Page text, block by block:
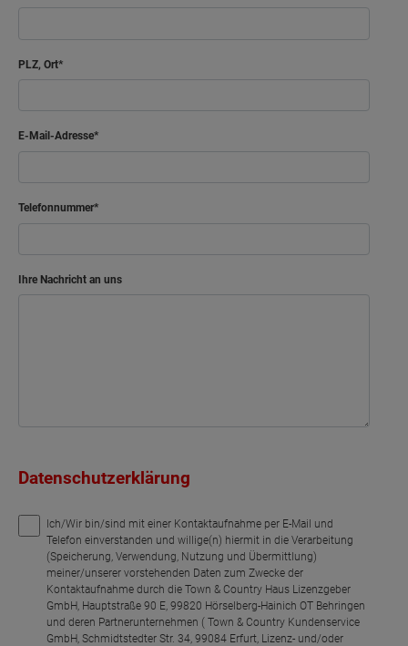
PLZ, Ort
E-Mail-Adresse
Telefonnummer
Ihre Nachricht an uns
Datenschutzerklärung
Ich/Wir bin/sind mit einer Kontaktaufnahme per E-Mail und
Telefon einverstanden und willige(n) hiermit in die Verarbeitung
(Speicherung, Verwendung, Nutzung und Übermittlung)
meiner/unserer vorstehenden Daten zum Zwecke der
Kontaktaufnahme durch die Town & Country Haus Lizenzgeber
GmbH, Hauptstraße 90 E, 99820 Hörselberg-Hainich OT Behringen
und deren Partnerunternehmen ( Town & Country Kundenservice
GmbH, Schmidtstedter Str. 34, 99084 Erfurt, Lizenz- und/oder